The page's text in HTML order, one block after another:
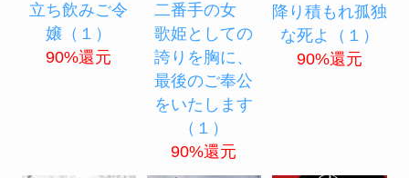
立ち飲みご令
嬢（１）
90%還元
二番手の女
歌姫としての
誇りを胸に、
最後のご奉公
をいたします
（１）
90%還元
降り積もれ孤独
な死よ（１）
90%還元